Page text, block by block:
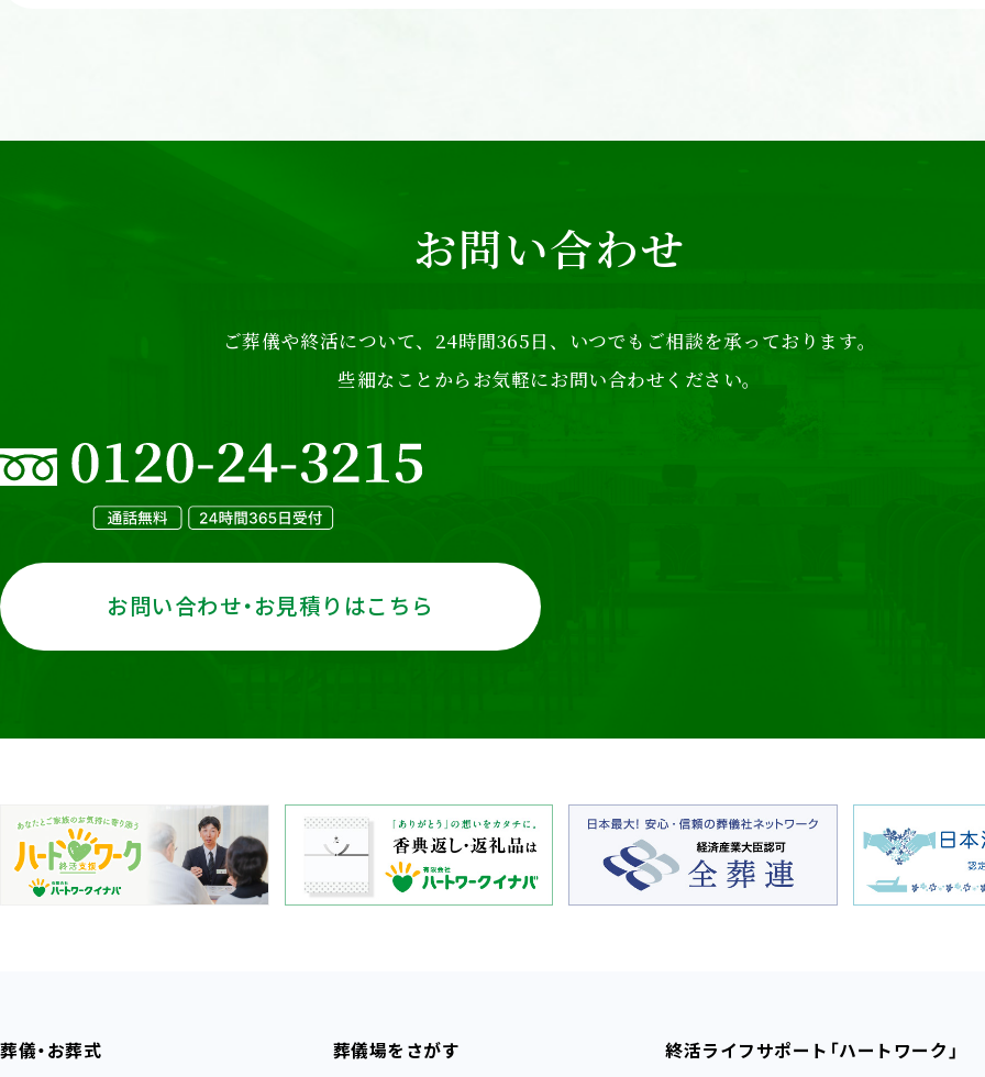
お問い合わせ
ご葬儀や終活について、24時間365日、
いつでもご相談を承っております。
些細なことからお気軽にお問い合わせください。
お問い合わせ・お見積りはこちら
葬儀・お葬式 葬儀場をさがす 終活ライフサポート 「ハートワーク」